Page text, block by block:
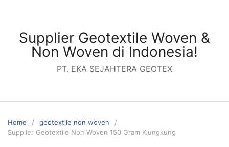
contentSupplier Geotextile Woven &
Non Woven di Indonesia!
PT. EKA SEJAHTERA GEOTEX
Home
geotextile non woven
Supplier Geotextile Non Woven 150 Gram Klungkung